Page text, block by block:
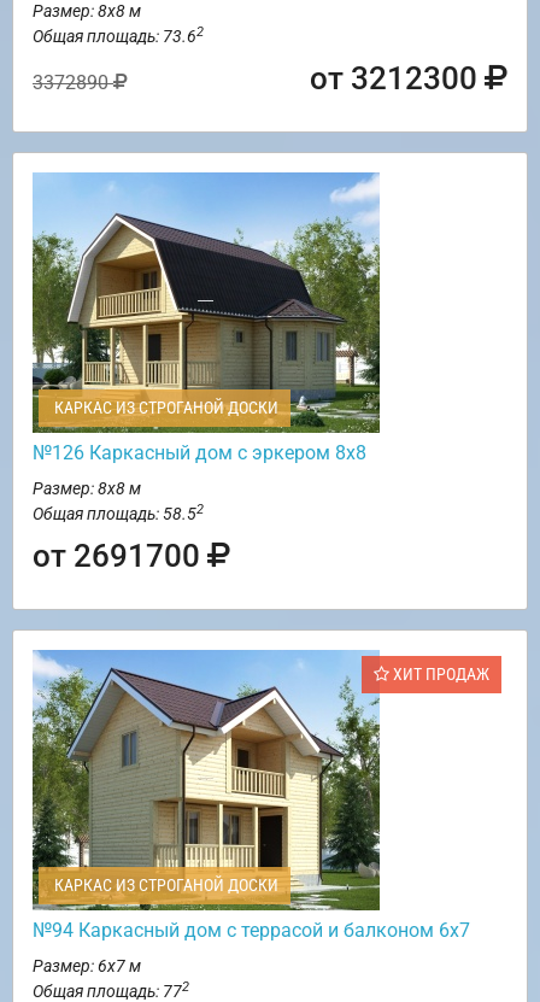
Размер: 8х8 м
Общая площадь: 73.62
3372890 от 3212300
КАРКАС ИЗ СТРОГАНОЙ ДОСКИ
№126 Каркасный дом с эркером 8х8
Размер: 8х8 м
Общая площадь: 58.52
от 2691700
ХИТ ПРОДАЖ
КАРКАС ИЗ СТРОГАНОЙ ДОСКИ
№94 Каркасный дом с террасой и балконом 6х7
Размер: 6х7 м
Общая площадь: 772